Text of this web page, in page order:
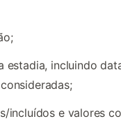
estadia, incluindo
incluídos e valores